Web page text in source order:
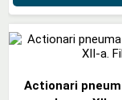
Actionari